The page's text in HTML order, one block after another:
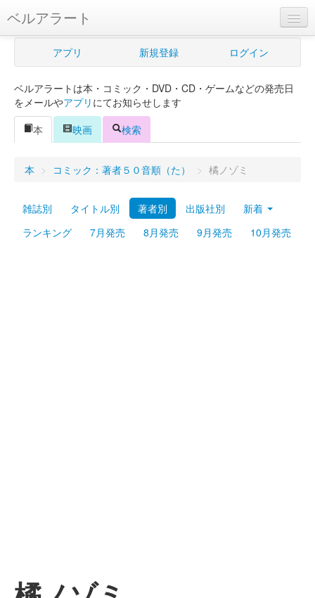
ベルアラート
ベルアラートとは
新規登録
ログイン
Myシェルフ
プレミアム
アプリ 新規登録 ログイン
ベルアラートは本・コミック・DVD・CD・ゲームなどの発売日
をメールやアプリ にてお知らせします
本
映画 検索
本 > コミック：著者５０音順（た） > 橘ノゾミ
雑誌別 タイトル別 著者別 出版社別
新着
ランキング
7月発売 8月発売 9月発売 10月発売